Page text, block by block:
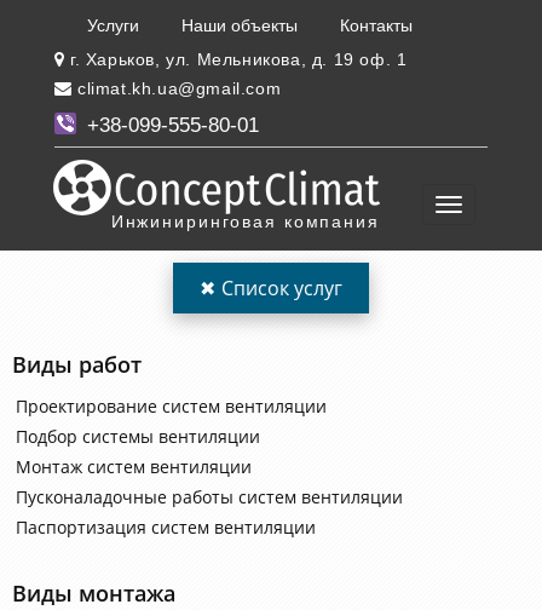
Услуги Наши объекты
Контакты
г. Харьков, ул. Мельникова, д. 19 оф. 1
climat.kh.ua@gmail.com
+38-099-555-80-01
Инжиниринговая компания
✖ Список услуг
Виды работ
Проектирование систем вентиляции
Подбор системы вентиляции
Монтаж систем вентиляции
Пусконаладочные работы систем вентиляции
Паспортизация систем вентиляции
Виды монтажа